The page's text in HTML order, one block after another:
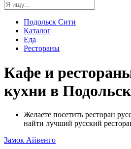
Подольск Сити
Каталог
Еда
Рестораны
Кафе и
кухни в
Желаете посетить ресторан
найти лучший русский
Замок Айвенго